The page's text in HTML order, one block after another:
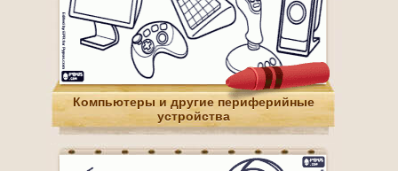
Компьютеры и другие периферийные
устройства